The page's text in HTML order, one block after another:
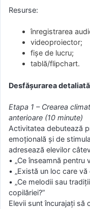
Resurse:
înregistrarea
videoproiector;
fișe de lucru;
tablă/flipchart.
Desfășurarea
Etapa 1 – Crearea
anterioare (10 minute)
Activitatea debutează
emoțională și de
adresează elevilor
• „Ce înseamnă pentru
• „Există un loc care
• „Ce melodii sau
copilăriei?”
Elevii sunt încurajați să